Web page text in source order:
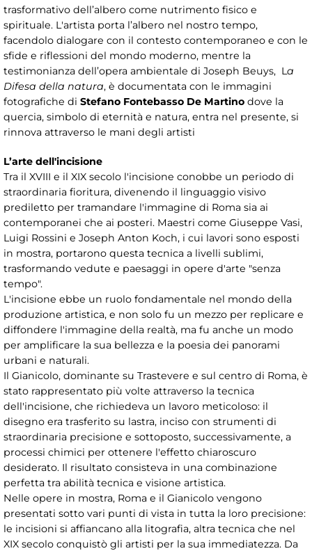
trasformativo dell’albero come nutrimento fisico e
spirituale. L'artista porta l’albero nel nostro tempo,
facendolo dialogare con il contesto contemporaneo e con le
sfide e riflessioni del mondo moderno, mentre la
testimonianza dell’opera ambientale di Joseph Beuys, La
Difesa della natura, è documentata con le immagini
fotografiche di Stefano Fontebasso De Martino dove la
quercia, simbolo di eternità e natura, entra nel presente, si
rinnova attraverso le mani degli artisti
L’arte dell'incisione
Tra il XVIII e il XIX secolo l'incisione conobbe un periodo di
straordinaria fioritura, divenendo il linguaggio visivo
prediletto per tramandare l'immagine di Roma sia ai
contemporanei che ai posteri. Maestri come Giuseppe Vasi,
Luigi Rossini e Joseph Anton Koch, i cui lavori sono esposti
in mostra, portarono questa tecnica a livelli sublimi,
trasformando vedute e paesaggi in opere d'arte "senza
tempo".
L'incisione ebbe un ruolo fondamentale nel mondo della
produzione artistica, e non solo fu un mezzo per replicare e
diffondere l'immagine della realtà, ma fu anche un modo
per amplificare la sua bellezza e la poesia dei panorami
urbani e naturali.
Il Gianicolo, dominante su Trastevere e sul centro di Roma, è
stato rappresentato più volte attraverso la tecnica
dell'incisione, che richiedeva un lavoro meticoloso: il
disegno era trasferito su lastra, inciso con strumenti di
straordinaria precisione e sottoposto, successivamente, a
processi chimici per ottenere l'effetto chiaroscuro
desiderato. Il risultato consisteva in una combinazione
perfetta tra abilità tecnica e visione artistica.
Nelle opere in mostra, Roma e il Gianicolo vengono
presentati sotto vari punti di vista in tutta la loro precisione:
le incisioni si affiancano alla litografia, altra tecnica che nel
XIX secolo conquistò gli artisti per la sua immediatezza. Da